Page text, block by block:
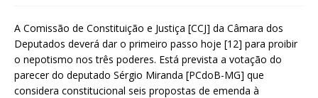
A Comissão de Constituição e Justiça [CCJ] da Câmara dos
Deputados deverá dar o primeiro passo hoje [12] para proibir
o nepotismo nos três poderes. Está prevista a votação do
parecer do deputado Sérgio Miranda [PCdoB-MG] que
considera constitucional seis propostas de emenda à